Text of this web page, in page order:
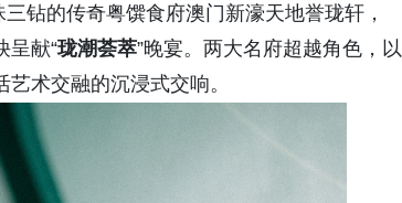
钻的传奇粤馔食府澳门新濠天地誉珑轩，
呈献“珑潮荟萃”晚宴。两大名府超越角色，以
术交融的沉浸式交响。